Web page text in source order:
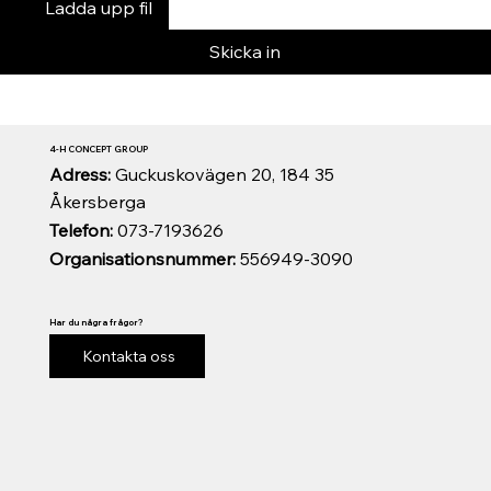
Ladda upp fil
Skicka in
Organisationsnummer:556949-3090
Telefon:073-7193626
Adress: Guckuskovägen 20, 184 35
Åkersberga
4-H CONCEPT GROUP
Har du några frågor?
Kontakta oss